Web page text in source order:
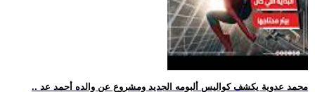
.. محمد عدوية يكشف كواليس ألبومه الجديد ومشروع عن والده أحمد عد